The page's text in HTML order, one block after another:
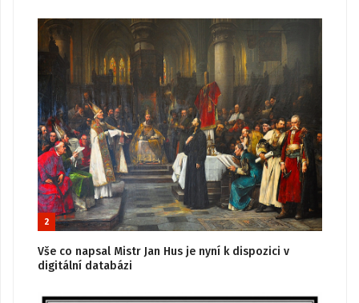
2
Vše co napsal Mistr Jan Hus je nyní k dispozici v
digitální databázi